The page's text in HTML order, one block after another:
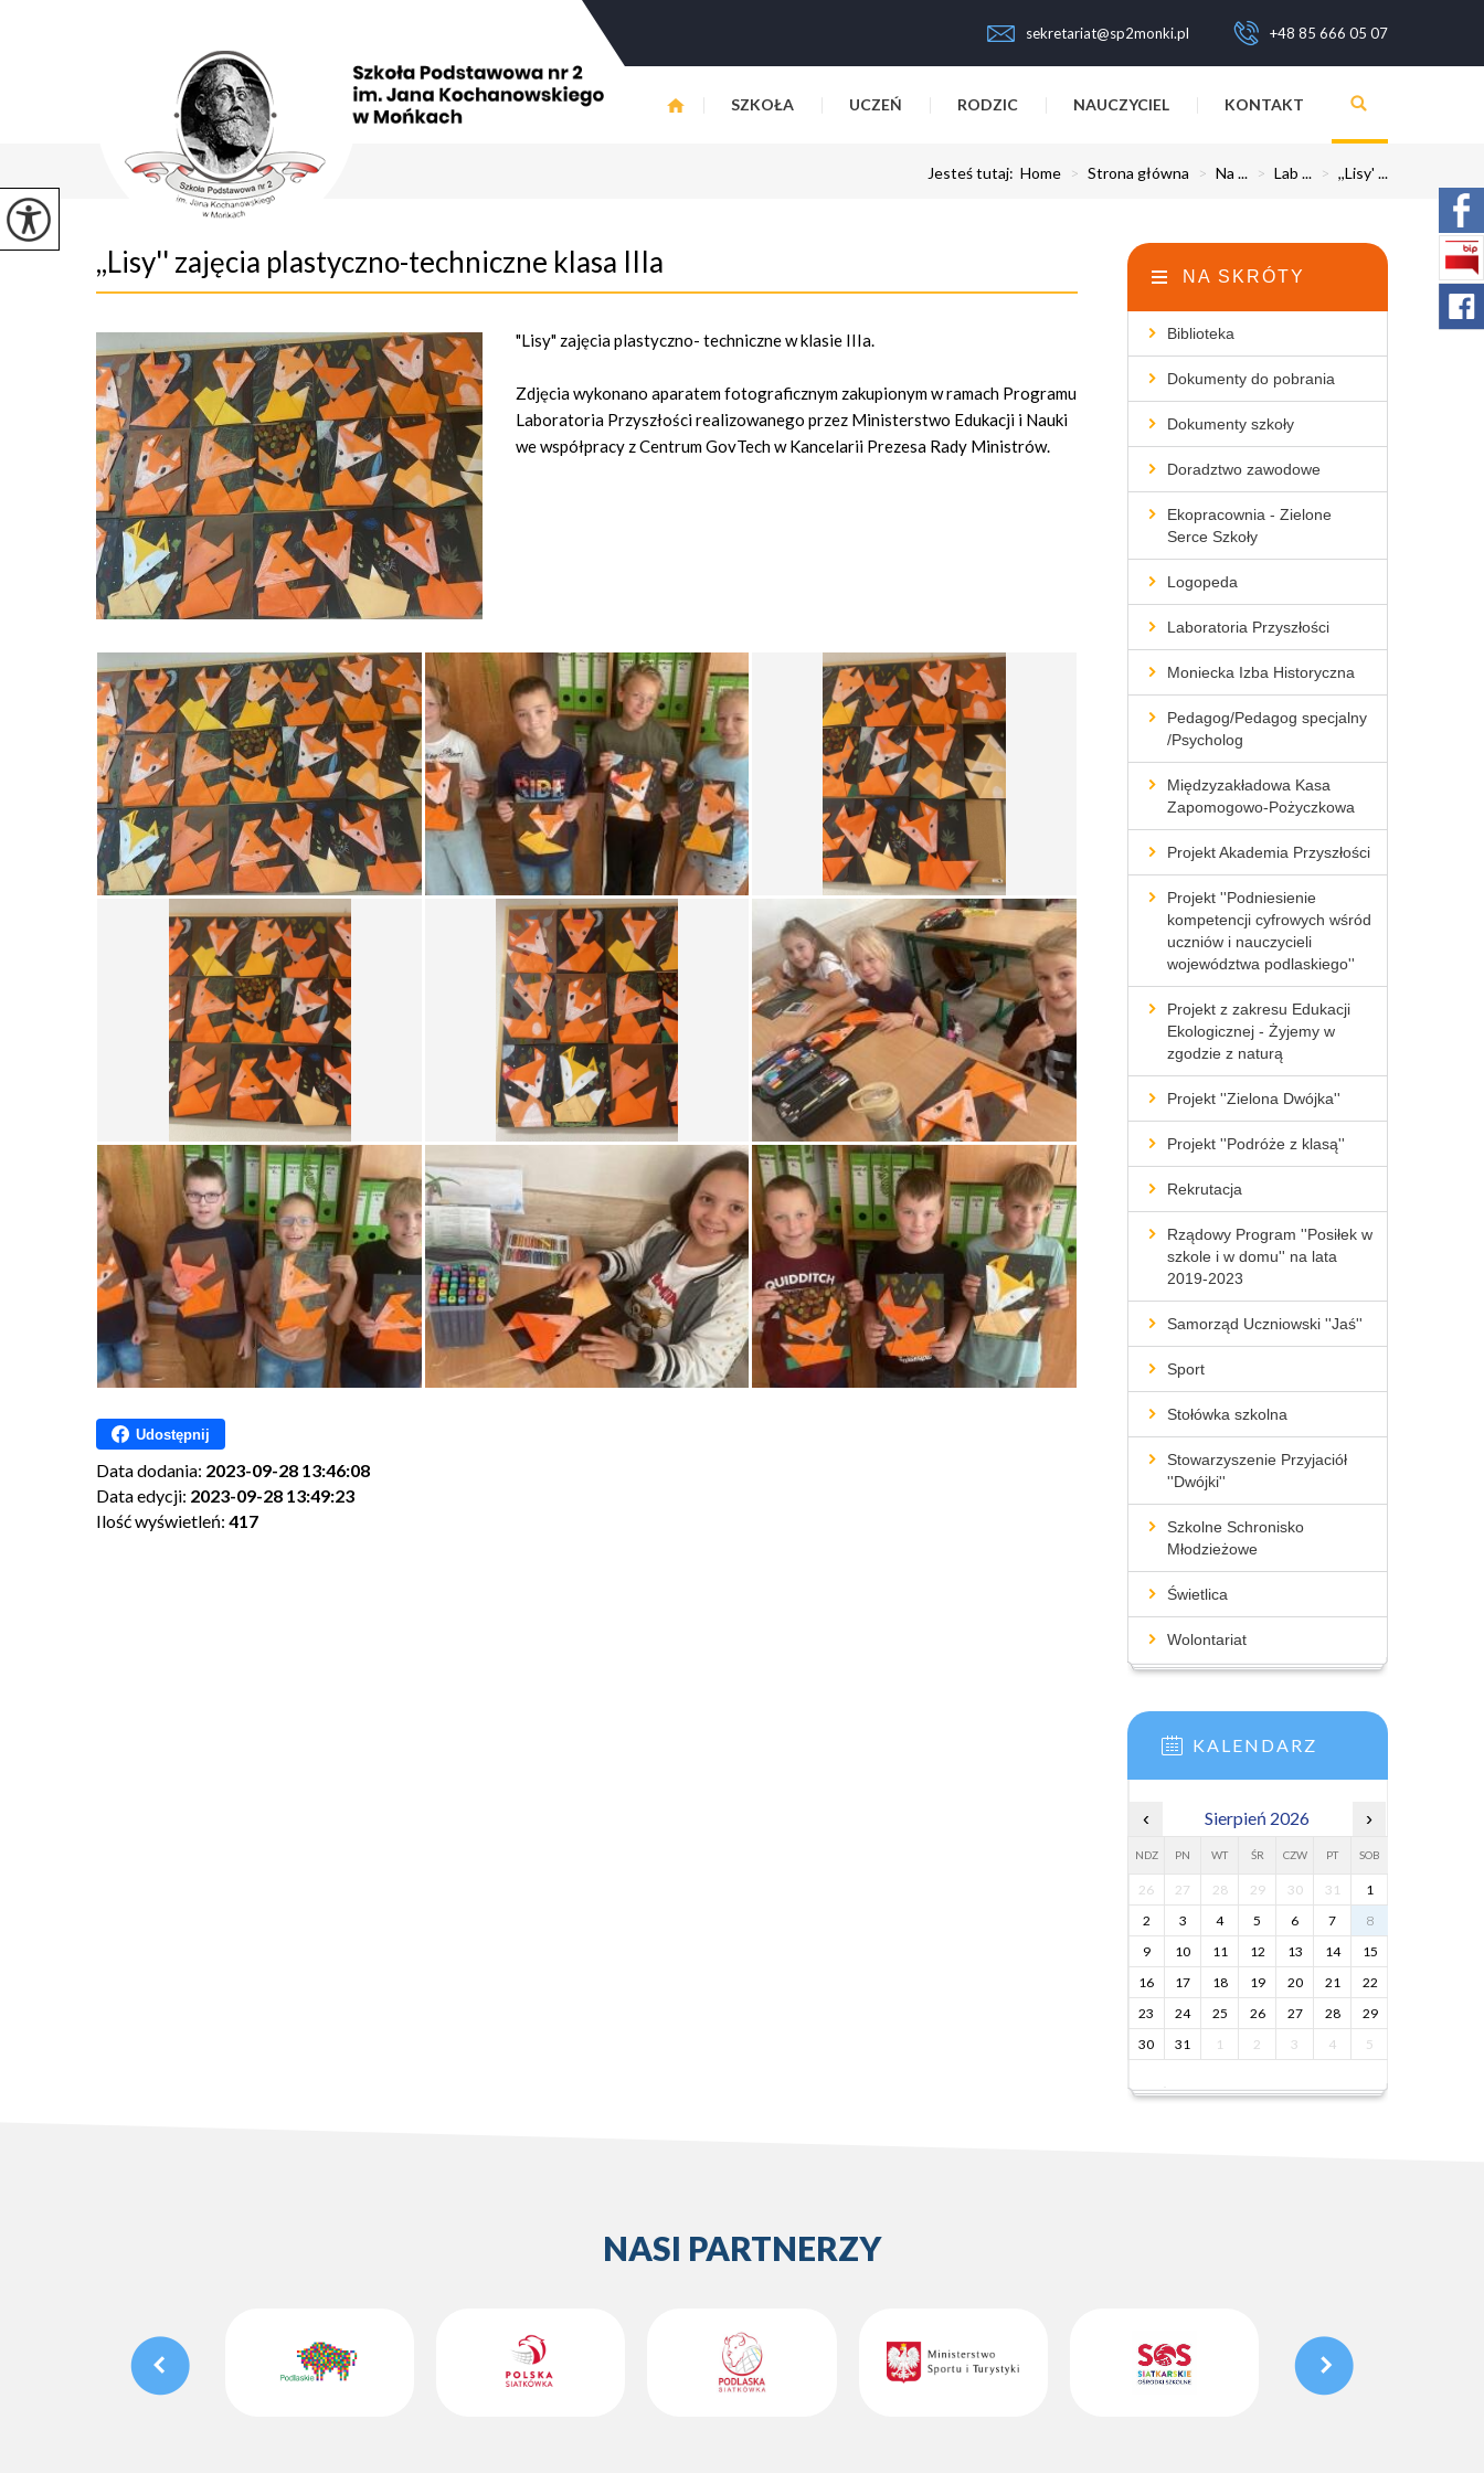
sekretariat@sp2monki.pl +48 85 666 05 07
SZKOŁA UCZEŃ RODZIC NAUCZYCIEL KONTAKT
Jesteś tutaj: Home > Strona główna > Na ... > Lab ... > ,,Lisy' ...
,,Lisy'' zajęcia plastyczno-techniczne klasa IIIa
"Lisy" zajęcia plastyczno- techniczne w klasie IIIa.
Zdjęcia wykonano aparatem fotograficznym zakupionym w ramach Programu
Laboratoria Przyszłości realizowanego przez Ministerstwo Edukacji i Nauki
we współpracy z Centrum GovTech w Kancelarii Prezesa Rady Ministrów.
Udostępnij
Data dodania: 2023-09-28 13:46:08
Data edycji: 2023-09-28 13:49:23
Ilość wyświetleń: 417
NA SKRÓTY
Biblioteka
Dokumenty do pobrania
Dokumenty szkoły
Doradztwo zawodowe
Ekopracownia - Zielone
Serce Szkoły
Logopeda
Laboratoria Przyszłości
Moniecka Izba Historyczna
Pedagog/Pedagog specjalny
/Psycholog
Międzyzakładowa Kasa
Zapomogowo-Pożyczkowa
Projekt Akademia Przyszłości
Projekt ''Podniesienie
kompetencji cyfrowych wśród
uczniów i nauczycieli
województwa podlaskiego''
Projekt z zakresu Edukacji
Ekologicznej - Żyjemy w
zgodzie z naturą
Projekt ''Zielona Dwójka''
Projekt ''Podróże z klasą''
Rekrutacja
Rządowy Program ''Posiłek w
szkole i w domu'' na lata
2019-2023
Samorząd Uczniowski ''Jaś''
Sport
Stołówka szkolna
Stowarzyszenie Przyjaciół
''Dwójki''
Szkolne Schronisko
Młodzieżowe
Świetlica
Wolontariat
KALENDARZ
‹ Sierpień 2026 ›
NDZ PN WT ŚR CZW PT SOB
26 27 28 29 30 31
1
2
3 4 5 6 7
8
9
10 11 12 13 14
15
16
17 18 19 20 21
22
23
24 25 26 27 28
29
30
31 1 2 3 4 5
NASI PARTNERZY